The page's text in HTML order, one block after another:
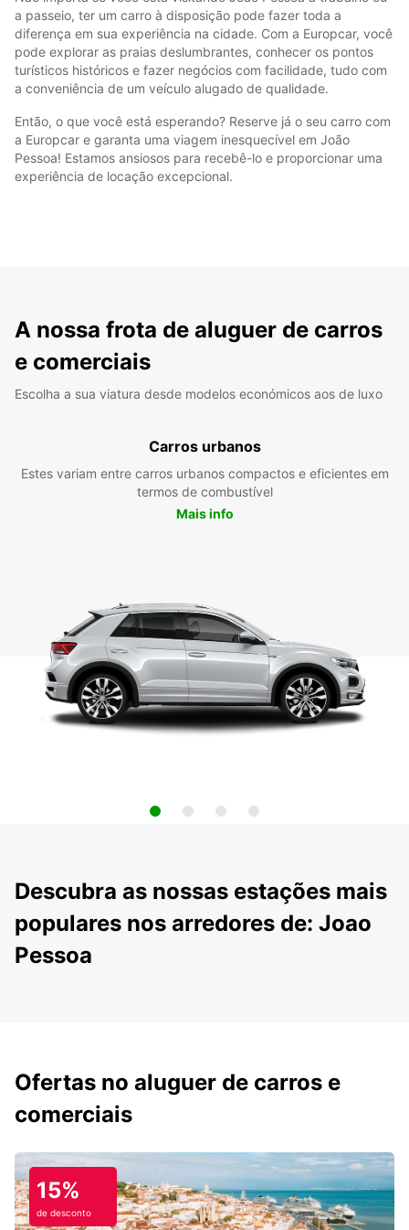
a passeio, ter um carro à disposição pode fazer toda a
diferença em sua experiência na cidade. Com a Europcar, você
pode explorar as praias deslumbrantes, conhecer os pontos
turísticos históricos e fazer negócios com facilidade, tudo com
a conveniência de um veículo alugado de qualidade.
Então, o que você está esperando? Reserve já o seu carro com
a Europcar e garanta uma viagem inesquecível em João
Pessoa! Estamos ansiosos para recebê-lo e proporcionar uma
experiência de locação excepcional.
A nossa frota de aluguer de carros
e comerciais
Escolha a sua viatura desde modelos económicos aos de luxo
Carros urbanos
Estes variam entre carros urbanos compactos e eficientes em
termos de combustível
Mais info
Descubra as nossas estações mais
populares nos arredores de: Joao
Pessoa
Ofertas no aluguer de carros e
comerciais
15%
de desconto